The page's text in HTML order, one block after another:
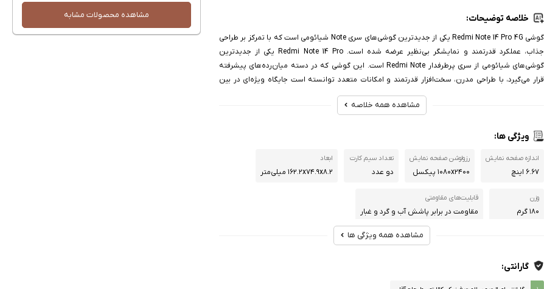
مشاهده محصولات مشابه خلاصه توضیحات:
گوشی Redmi Note 14 Pro 4G یکی از جدیدترین گوشی‌های سری Note شیائومی است که با تمرکز بر طراحی
جذاب، عملکرد قدرتمند و نمایشگر بی‌نظیر عرضه شده است. Redmi Note 14 Pro یکی از جدیدترین
گوشی‌های شیائومی از سری پرطرفدار Redmi Note است. این گوشی که در دسته میان‌رده‌های پیشرفته
قرار می‌گیرد، با طراحی مدرن، سخت‌افزار قدرتمند و امکانات متعدد توانسته است جایگاه ویژه‌ای در بین
مشاهده همه خلاصه
ویژگی ها:
اندازه صفحه نمایش
۶.۶۷ اینچ
رزولوشن صفحه نمایش
۱۰۸۰x۲۴۰۰ پیکسل
تعداد سیم کارت
دو عدد
ابعاد
۱۶۲.۲x۷۴.۹x۸.۲ میلی‌متر
وزن
۱۸۰ گرم
قابلیت‌های مقاومتی
مقاومت در برابر پاشش آب و گرد و غبار
Cortex A۵۵)
مشاهده همه ویژگی ها
گارانتی: